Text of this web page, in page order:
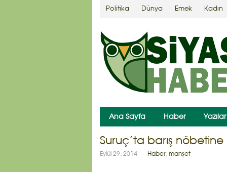
Politika Dünya Emek Kadın
Ana Sayfa Haber Yazılar
Suruç’ta barış nöbetine
Eylül 29, 2014 - Haber, manşet